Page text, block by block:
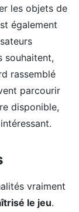
les objets de
également
souhaitent,
rassemblé
parcourir
disponible,
vraiment
le jeu.